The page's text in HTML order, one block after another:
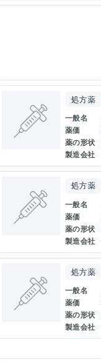
処方薬
一般名
薬価
薬の形状
製造会社
処方薬
一般名
薬価
薬の形状
製造会社
処方薬
一般名
薬価
薬の形状
製造会社